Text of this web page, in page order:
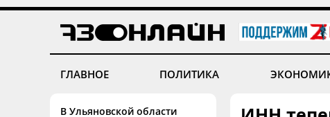
ГЛАВНОЕ ПОЛИТИКА
В Ульяновской области